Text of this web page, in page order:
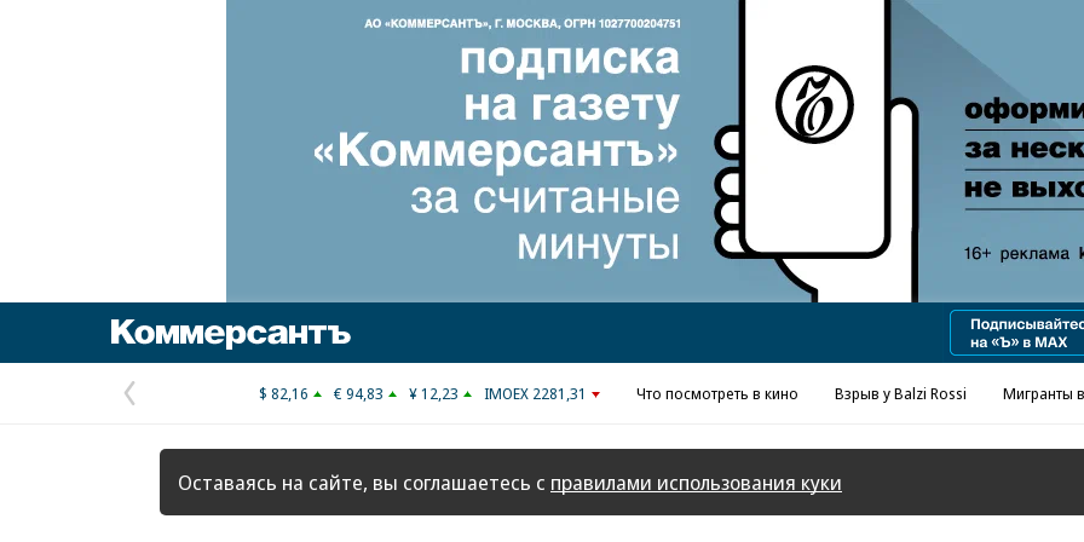
Предыдущая
страница
$ 82,16 € 94,83 ¥ 12,23 IMOEX 2281,31 Что посмотреть в кино Взрыв у Balzi Rossi Мигранты
Оставаясь на сайте, вы соглашаетесь с правилами использования куки